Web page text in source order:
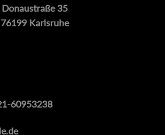
Donaustraße 35
76199 Karlsruhe
60953238